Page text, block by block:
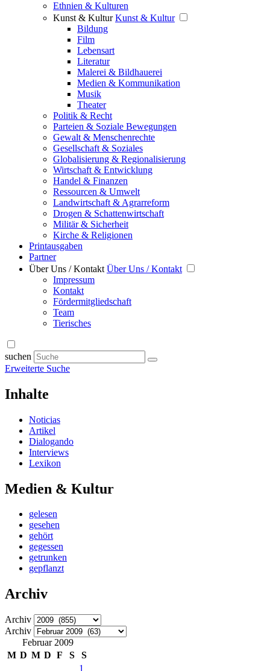
Ethnien & Kulturen
Kunst & Kultur Kunst & Kultur
Bildung
Film
Lebensart
Literatur
Malerei & Bildhauerei
Medien & Kommunikation
Musik
Theater
Politik & Recht
Parteien & Soziale Bewegungen
Gewalt & Menschenrechte
Gesellschaft & Soziales
Globalisierung & Regionalisierung
Wirtschaft & Entwicklung
Handel & Finanzen
Ressourcen & Umwelt
Landwirtschaft & Agrarreform
Drogen & Schattenwirtschaft
Militär & Sicherheit
Kirche & Religionen
Printausgaben
Partner
Über Uns / Kontakt Über Uns / Kontakt
Impressum
Kontakt
Fördermitgliedschaft
Team
Tierisches
suchen
Erweiterte Suche
Inhalte
Noticias
Artikel
Dialogando
Interviews
Lexikon
Medien & Kultur
gelesen
gesehen
gehört
gegessen
getrunken
gepflanzt
Archiv
Archiv
Archiv
Februar 2009
M D M D F S
S
1